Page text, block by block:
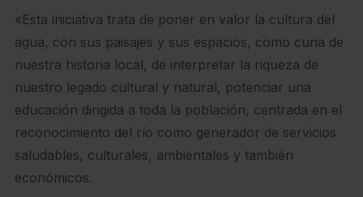
«Esta iniciativa trata de poner en valor la cultura del
agua, con sus paisajes y sus espacios, como cuna de
nuestra historia local, de interpretar la riqueza de
nuestro legado cultural y natural, potenciar una
educación dirigida a toda la población, centrada en el
reconocimiento del río como generador de servicios
saludables, culturales, ambientales y también
económicos.